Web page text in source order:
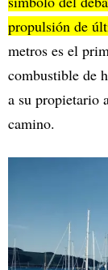
propulsión de
metros es el
combustible de
a su propietario
camino.